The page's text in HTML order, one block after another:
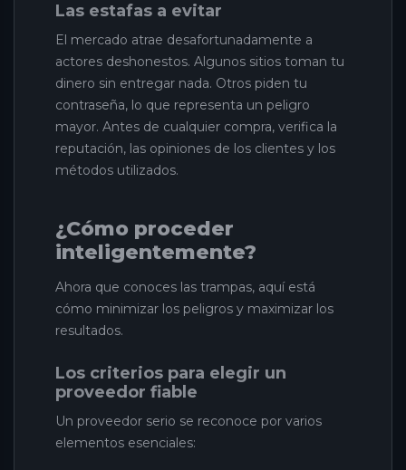
Las estafas a evitar
El mercado atrae desafortunadamente a
actores deshonestos. Algunos sitios toman tu
dinero sin entregar nada. Otros piden tu
contraseña, lo que representa un peligro
mayor. Antes de cualquier compra, verifica la
reputación, las opiniones de los clientes y los
métodos utilizados.
¿Cómo proceder
inteligentemente?
Ahora que conoces las trampas, aquí está
cómo minimizar los peligros y maximizar los
resultados.
Los criterios para elegir un
proveedor fiable
Un proveedor serio se reconoce por varios
elementos esenciales: